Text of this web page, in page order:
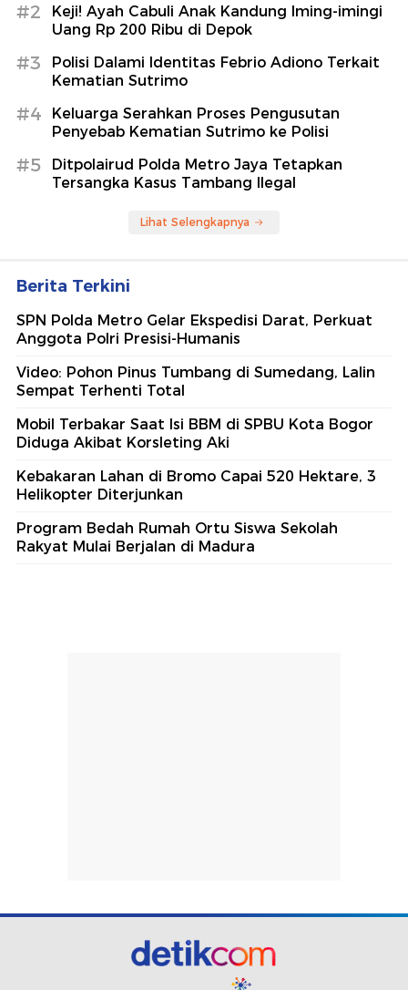
#2
Keji! Ayah Cabuli Anak Kandung Iming-imingi
Uang Rp 200 Ribu di Depok
#3
Polisi Dalami Identitas Febrio Adiono Terkait
Kematian Sutrimo
#4
Keluarga Serahkan Proses Pengusutan
Penyebab Kematian Sutrimo ke Polisi
#5
Ditpolairud Polda Metro Jaya Tetapkan
Tersangka Kasus Tambang Ilegal
Lihat Selengkapnya
Berita Terkini
SPN Polda Metro Gelar Ekspedisi Darat, Perkuat
Anggota Polri Presisi-Humanis
Video: Pohon Pinus Tumbang di Sumedang, Lalin
Sempat Terhenti Total
Mobil Terbakar Saat Isi BBM di SPBU Kota Bogor
Diduga Akibat Korsleting Aki
Kebakaran Lahan di Bromo Capai 520 Hektare, 3
Helikopter Diterjunkan
Program Bedah Rumah Ortu Siswa Sekolah
Rakyat Mulai Berjalan di Madura